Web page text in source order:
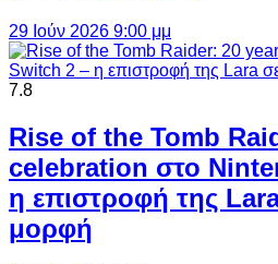
29 Ιούν 2026 9:00 μμ
7.8
Rise of the Tomb
celebration στο
η επιστροφή της
μορφή